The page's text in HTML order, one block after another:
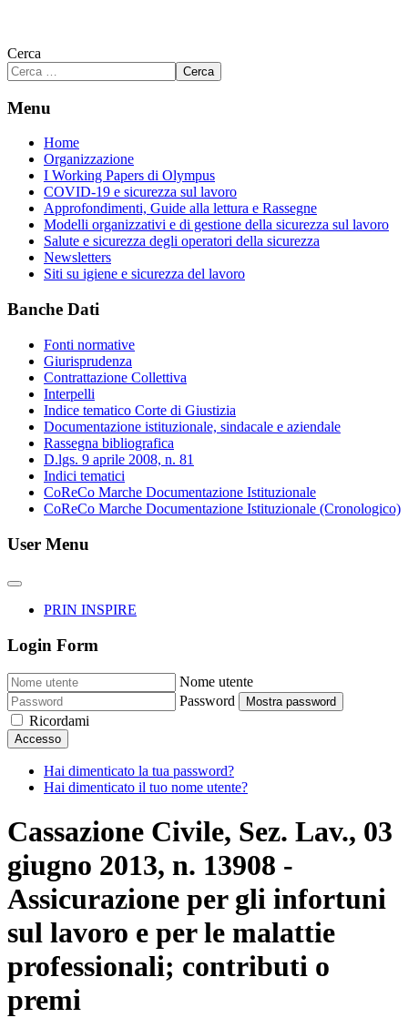
Cerca
Cerca
Menu
Home
Organizzazione
I Working Papers di Olympus
COVID-19 e sicurezza sul lavoro
Approfondimenti, Guide alla lettura e Rassegne
Modelli organizzativi e di gestione della sicurezza sul lavoro
Salute e sicurezza degli operatori della sicurezza
Newsletters
Siti su igiene e sicurezza del lavoro
Banche Dati
Fonti normative
Giurisprudenza
Contrattazione Collettiva
Interpelli
Indice tematico Corte di Giustizia
Documentazione istituzionale, sindacale e aziendale
Rassegna bibliografica
D.lgs. 9 aprile 2008, n. 81
Indici tematici
CoReCo Marche Documentazione Istituzionale
CoReCo Marche Documentazione Istituzionale (Cronologico)
User Menu
PRIN INSPIRE
Login Form
Nome utente
Password
Mostra password
Ricordami
Accesso
Hai dimenticato la tua password?
Hai dimenticato il tuo nome utente?
Cassazione Civile, Sez. Lav., 03
giugno 2013, n. 13908 -
Assicurazione per gli infortuni
sul lavoro e per le malattie
professionali; contributi o
premi